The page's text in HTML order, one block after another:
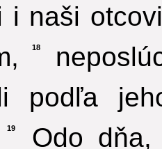
i naši
18
podľa
19
Odo